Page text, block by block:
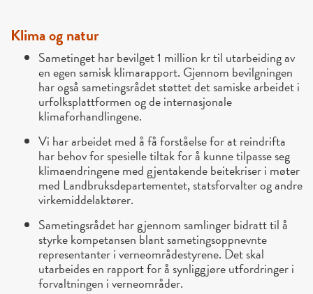
Klima og natur
Sametinget har bevilget 1 million kr til utarbeiding av
en egen samisk klimarapport. Gjennom bevilgningen
har også sametingsrådet støttet det samiske arbeidet i
urfolksplattformen og de internasjonale
klimaforhandlingene.
Vi har arbeidet med å få forståelse for at reindrifta
har behov for spesielle tiltak for å kunne tilpasse seg
klimaendringene med gjentakende beitekriser i møter
med Landbruksdepartementet, statsforvalter og andre
virkemiddelaktører.
Sametingsrådet har gjennom samlinger bidratt til å
styrke kompetansen blant sametingsoppnevnte
representanter i verneområdestyrene. Det skal
utarbeides en rapport for å synliggjøre utfordringer i
forvaltningen i verneområder.